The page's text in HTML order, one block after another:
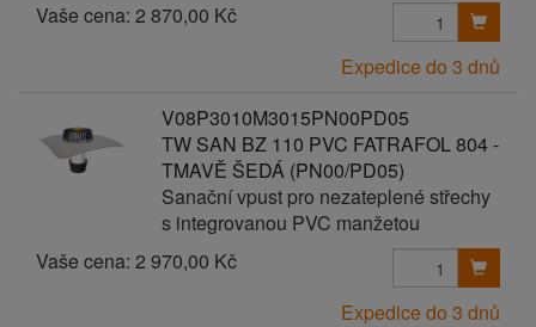
Vaše cena: 2 870,00 Kč
Expedice do 3 dnů
V08P3010M3015PN00PD05
TW SAN BZ 110 PVC FATRAFOL 804 -
TMAVĚ ŠEDÁ (PN00/PD05)
Sanační vpust pro nezateplené střechy
s integrovanou PVC manžetou
Vaše cena: 2 970,00 Kč
Expedice do 3 dnů